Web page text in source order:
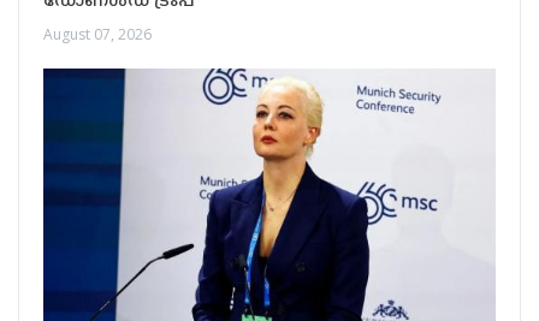
August 07, 2026